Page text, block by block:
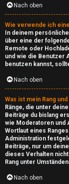
S
u
c
h
e
F
A
Q
Nach oben
Wie verwende ich
In deinem
über eine der
Remote oder
und wie die Benutzer
benutzen kannst,
Nach oben
Was ist mein Rang
Ränge, die unter
Beiträge du bislang
wie Moderatoren und
Wortlaut eines
Administration
Beiträge, nur um
dieses Verhalten
Rang unter
Nach oben
a
m
↳
I
n
s
i
d
e